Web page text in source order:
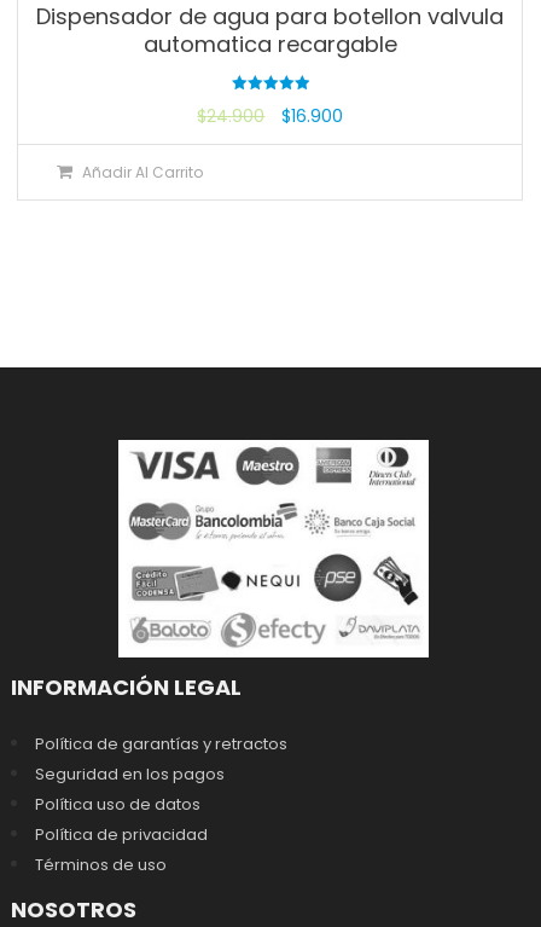
Dispensador de agua para botellon valvula
automatica recargable
con
de 5
$24.900 $16.900
Añadir Al Carrito
INFORMACIÓN LEGAL
Política de garantías y retractos
Seguridad en los pagos
Política uso de datos
Política de privacidad
Términos de uso
NOSOTROS